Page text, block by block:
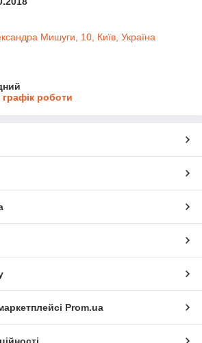
Мишуги, 10, Київ, Україна
роботи
Prom.ua